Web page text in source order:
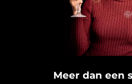
Meer dan een